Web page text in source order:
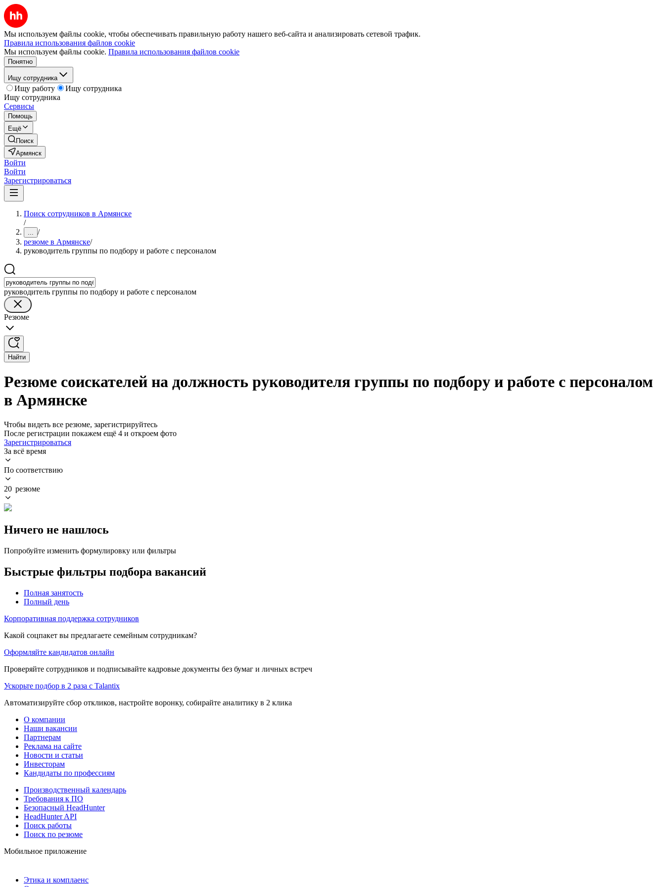
Мы используем файлы cookie, чтобы обеспечивать правильную работу нашего веб-сайта и анализировать сетевой трафик.
Правила использования файлов cookie
Мы используем файлы cookie. Правила использования файлов cookie
Понятно
Ищу сотрудника
Ищу работу
Ищу сотрудника
Ищу сотрудника
Сервисы
Помощь
Ещё
Поиск
Армянск
Войти
Войти
Зарегистрироваться
Поиск сотрудников в Армянске
/
... /
резюме в Армянске/
руководитель группы по подбору и работе с персоналом
руководитель группы по подбору и работе с персоналом
Резюме
Найти
Резюме соискателей на должность руководителя группы по подбору и работе с персоналом
в Армянске
Чтобы видеть все резюме, зарегистрируйтесь
После регистрации покажем ещё 4 и откроем фото
Зарегистрироваться
За всё время
По соответствию
20 резюме
Ничего не нашлось
Попробуйте изменить формулировку или фильтры
Быстрые фильтры подбора вакансий
Полная занятость
Полный день
Корпоративная поддержка сотрудников
Какой соцпакет вы предлагаете семейным сотрудникам?
Оформляйте кандидатов онлайн
Проверяйте сотрудников и подписывайте кадровые документы без бумаг и личных встреч
Ускорьте подбор в 2 раза с Talantix
Автоматизируйте сбор откликов, настройте воронку, собирайте аналитику в 2 клика
О компании
Наши вакансии
Партнерам
Реклама на сайте
Новости и статьи
Инвесторам
Кандидаты по профессиям
Производственный календарь
Требования к ПО
Безопасный HeadHunter
HeadHunter API
Поиск работы
Поиск по резюме
Мобильное приложение
Этика и комплаенс